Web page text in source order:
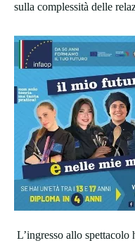
sulla complessità delle
L’ingresso allo